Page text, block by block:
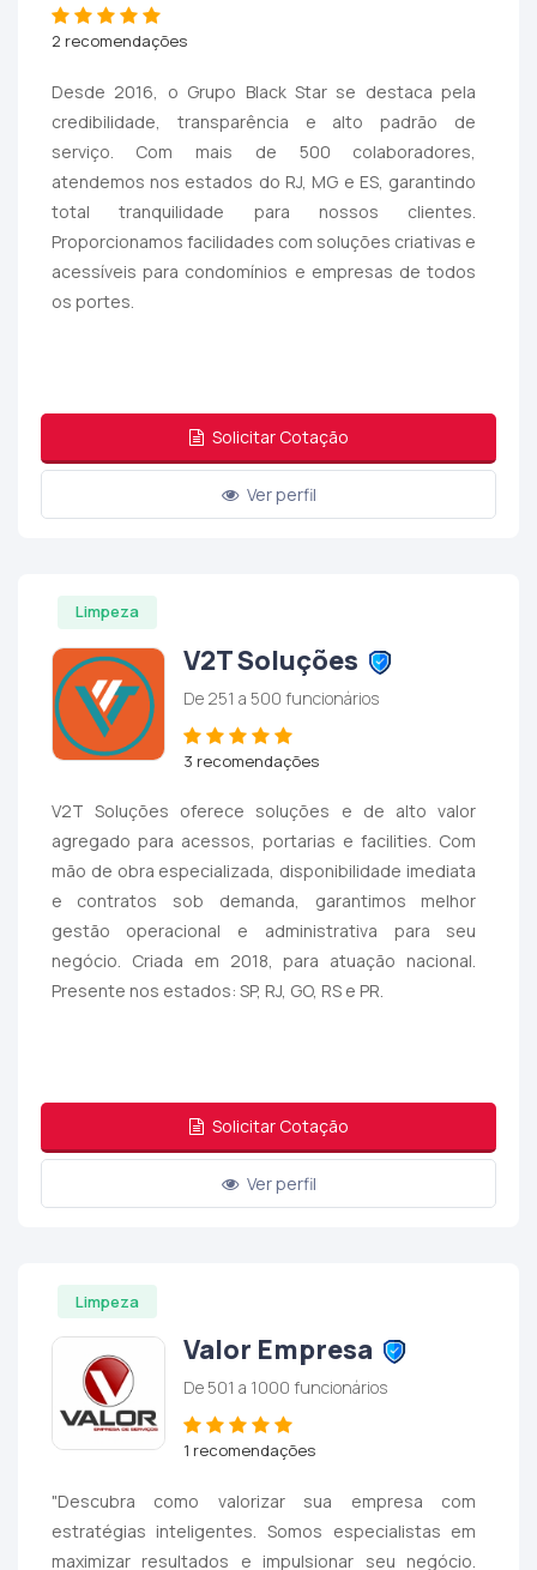
2 recomendações
Desde 2016, o Grupo Black Star se destaca pela
credibilidade, transparência e alto padrão de
serviço. Com mais de 500 colaboradores,
atendemos nos estados do RJ, MG e ES, garantindo
total tranquilidade para nossos clientes.
Proporcionamos facilidades com soluções criativas e
acessíveis para condomínios e empresas de todos
os portes.
Solicitar Cotação
Ver perfil
Limpeza
V2T Soluções
De 251 a 500 funcionários
3 recomendações
V2T Soluções oferece soluções e de alto valor
agregado para acessos, portarias e facilities. Com
mão de obra especializada, disponibilidade imediata
e contratos sob demanda, garantimos melhor
gestão operacional e administrativa para seu
negócio. Criada em 2018, para atuação nacional.
Presente nos estados: SP, RJ, GO, RS e PR.
Solicitar Cotação
Ver perfil
Limpeza
Valor Empresa
De 501 a 1000 funcionários
1 recomendações
"Descubra como valorizar sua empresa com
estratégias inteligentes. Somos especialistas em
maximizar resultados e impulsionar seu negócio.